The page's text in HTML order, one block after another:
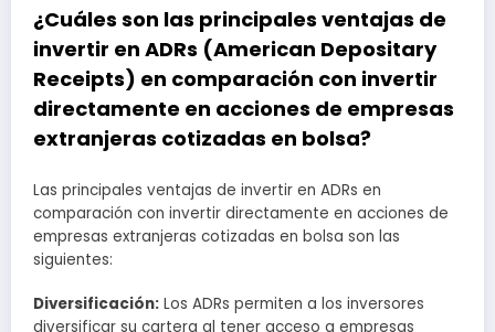
¿Cuáles son las principales ventajas de
invertir en ADRs (American Depositary
Receipts) en comparación con invertir
directamente en acciones de empresas
extranjeras cotizadas en bolsa?
Las principales ventajas de invertir en ADRs en
comparación con invertir directamente en acciones de
empresas extranjeras cotizadas en bolsa son las
siguientes:
Diversificación: Los ADRs permiten a los inversores
diversificar su cartera al tener acceso a empresas